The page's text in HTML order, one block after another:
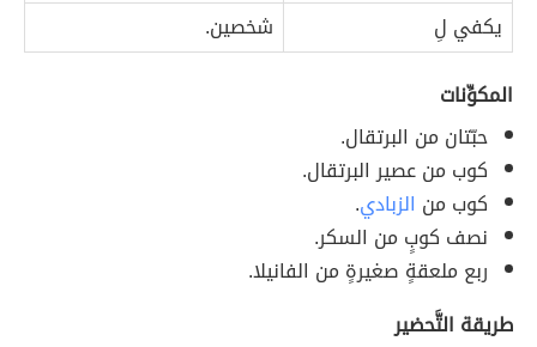
يكفي لِ
شخصين.
المكوِّنات
حبّتان من البرتقال.
كوب من عصير البرتقال.
كوب من الزبادي.
نصف كوبٍ من السكر.
ربع ملعقةٍ صغيرةٍ من الفانيلا.
طريقة التَّحضير